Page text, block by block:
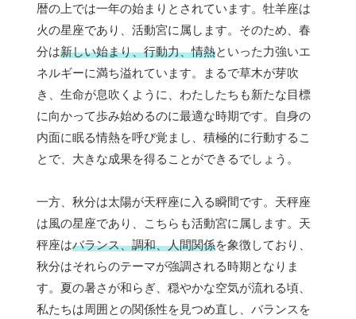
暦の上では一年の始まりとされています。牡羊座は
火の星座であり、活動宮に属します。そのため、春
分は新しい始まり、行動力、情熱といった力強いエ
ネルギーに満ち溢れています。まるで草木が芽吹
き、生命が息吹くように、わたしたちも新たな目標
に向かって歩み始めるのに最適な時期です。自身の
内面に眠る情熱を呼び覚まし、積極的に行動するこ
とで、大きな成果を得ることができるでしょう。
一方、秋分は太陽が天秤座に入る瞬間です。天秤座
は風の星座であり、こちらも活動宮に属します。天
秤座はバランス、調和、人間関係を象徴しており、
秋分はそれらのテーマが強調される時期となりま
す。夏の暑さが和らぎ、穏やかな空気が流れる頃、
私たちは周囲との関係性を見つめ直し、バランスを